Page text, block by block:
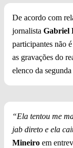
De acordo com
jornalista Gabriel
participantes não
as gravações do
elenco da
“Ela tentou me
jab direto e ela
Mineiro em